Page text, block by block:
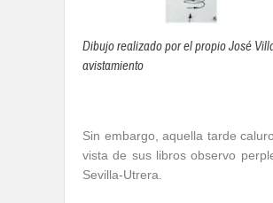
Dibujo realizado por el propio José
avistamiento
Sin embargo, aquella tarde
vista de sus libros observo
Sevilla-Utrera.